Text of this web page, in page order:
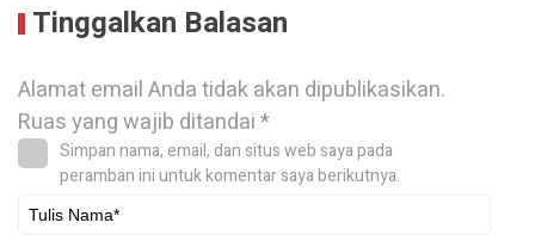
Tinggalkan Balasan
Alamat email Anda tidak akan dipublikasikan.
Ruas yang wajib ditandai*
Simpan nama, email, dan situs web saya pada
peramban ini untuk komentar saya berikutnya.